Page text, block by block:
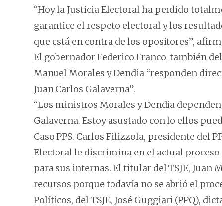
“Hoy la Justicia Electoral ha perdido
garantice el respeto electoral y los
que está en contra de los opositores”,
El gobernador Federico Franco, también
Manuel Morales y Dendia “responden
Juan Carlos Galaverna”.
“Los ministros Morales y Dendia
Galaverna. Estoy asustado con lo ellos
Caso PPS. Carlos Filizzola, presidente del
Electoral le discrimina en el actual
para sus internas. El titular del TSJE, Juan
recursos porque todavía no se abrió el
Políticos, del TSJE, José Guggiari (PPQ),